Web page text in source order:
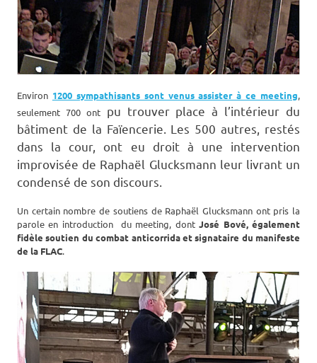
Environ 1200 sympathisants sont venus assister à ce meeting,
seulement 700 ontpu trouver place à l’intérieur du
bâtiment de la Faïencerie. Les 500 autres, restés
dans la cour, ont eu droit à une intervention
improvisée de Raphaël Glucksmann leur livrant un
condensé de son discours.
Un certain nombre de soutiens de Raphaël Glucksmann ont pris la
parole en introduction du meeting, dontJosé Bové, également
fidèle soutien du combat anticorrida et signataire du manifeste
de la FLAC.